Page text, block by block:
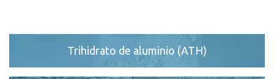
Localidades
Formulario de contacto
Personas de contacto
Trihidrato de aluminio (ATH)